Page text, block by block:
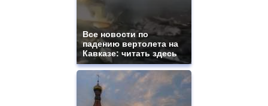
Все новости по
падению вертолета на
Кавказе: читать здесь